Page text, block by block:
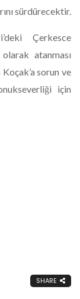
sürdürecektir.
Çerkesce
atanması
sorun ve
için
SHARE